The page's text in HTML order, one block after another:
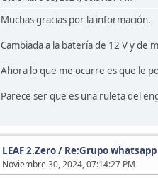
Muchas gracias por la información.
Cambiada a la batería de 12 V y de
Ahora lo que me ocurre es que le
Parece ser que es una ruleta del
LEAF 2.Zero/ Re:Grupo whatsapp
Noviembre 30, 2024, 07:14:27 PM